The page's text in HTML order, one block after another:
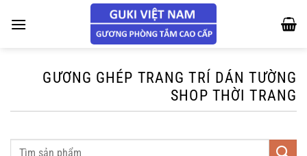
đến
GƯƠNG GHÉP TRANG TRÍ DÁN TƯỜNG
SHOP THỜI TRANG